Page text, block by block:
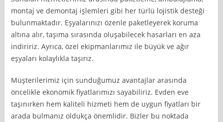
montaj ve demontaj işlemleri gibi her türlü lojistik desteği
bulunmaktadır. Eşyalarınızı özenle paketleyerek koruma
altına alır, taşıma sırasında oluşabilecek hasarları en aza
indiririz. Ayrıca, özel ekipmanlarımız ile büyük ve ağır
eşyaları kolaylıkla taşırız.
Müşterilerimiz için sunduğumuz avantajlar arasında
öncelikle ekonomik fiyatlarımızı sayabiliriz. Evden eve
taşınırken hem kaliteli hizmeti hem de uygun fiyatları bir
arada bulmanız oldukça önemlidir. Bizler bu noktada